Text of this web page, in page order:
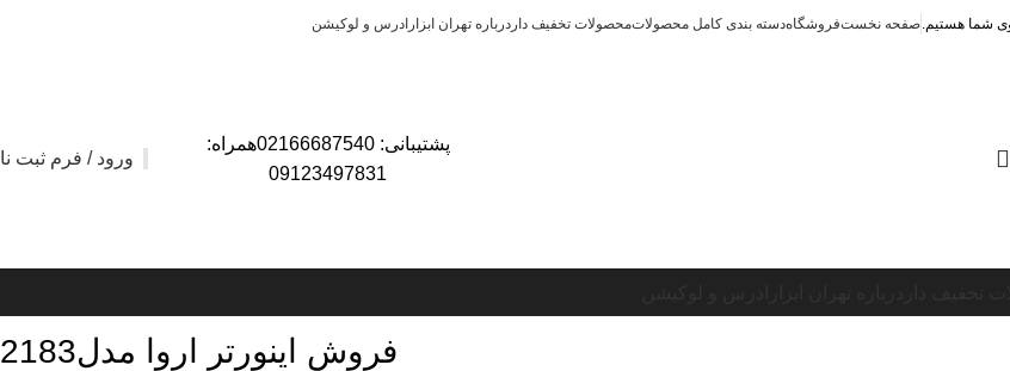
صفحه نخستفروشگاهدسته بندی کامل محصولاتمحصولات تخفیف دار درباره تهران ابزار ادرس و لوکیشن
پشتیبانی: 02166687540همراه:
09123497831
ورود / فرم ثبت
فروش اینورتر اروا مدل2183